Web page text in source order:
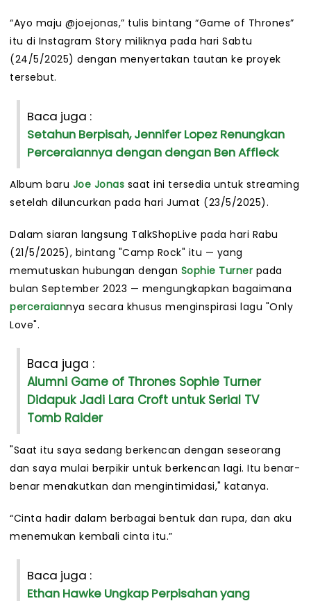
“Ayo maju @joejonas,” tulis bintang “Game of Thrones”
itu di Instagram Story miliknya pada hari Sabtu
(24/5/2025) dengan menyertakan tautan ke proyek
tersebut.
Baca juga :
Setahun Berpisah, Jennifer Lopez Renungkan
Perceraiannya dengan dengan Ben Affleck
Album baru Joe Jonas saat ini tersedia untuk streaming
setelah diluncurkan pada hari Jumat (23/5/2025).
Dalam siaran langsung TalkShopLive pada hari Rabu
(21/5/2025), bintang "Camp Rock" itu — yang
memutuskan hubungan dengan Sophie Turner pada
bulan September 2023 — mengungkapkan bagaimana
perceraiannya secara khusus menginspirasi lagu "Only
Love".
Baca juga :
Alumni Game of Thrones Sophie Turner
Didapuk Jadi Lara Croft untuk Serial TV
Tomb Raider
"Saat itu saya sedang berkencan dengan seseorang
dan saya mulai berpikir untuk berkencan lagi. Itu benar-
benar menakutkan dan mengintimidasi," katanya.
“Cinta hadir dalam berbagai bentuk dan rupa, dan aku
menemukan kembali cinta itu.”
Baca juga :
Ethan Hawke Ungkap Perpisahan yang